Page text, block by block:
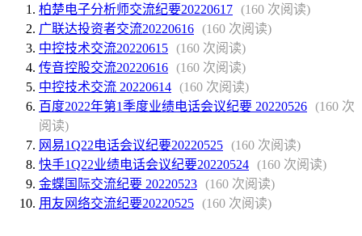
柏楚电子分析师交流纪要20220617 (160 次阅读)
广联达投资者交流20220616 (160 次阅读)
中控技术交流20220615 (160 次阅读)
传音控股交流20220616 (160 次阅读)
中控技术交流 20220614 (160 次阅读)
百度2022年第1季度业绩电话会议纪要 20220526 (160 次
阅读)
网易1Q22电话会议纪要20220525 (160 次阅读)
快手1Q22业绩电话会议纪要20220524 (160 次阅读)
金蝶国际交流纪要 20220523 (160 次阅读)
用友网络交流纪要20220525 (160 次阅读)